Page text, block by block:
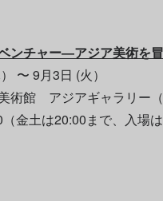
ンチャー―アジア美術を
〜 9月3日 (火）
術館 アジアギャラリー（
金土は20:00まで、入場